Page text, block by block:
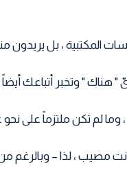
المكتبية ، بل يريدون
هناك " وتخبر أتباعك
لم تكن ملتزماً على
مصيب ، لذا – وبالرغم